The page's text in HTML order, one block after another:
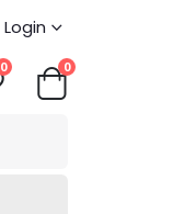
Login
0 0